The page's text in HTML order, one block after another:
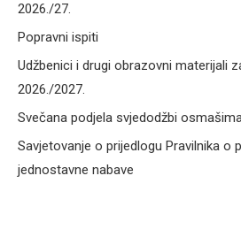
2026./27.
Popravni ispiti
Udžbenici i drugi obrazovni materijali
2026./2027.
Svečana podjela svjedodžbi
Savjetovanje o prijedlogu Pravilnika o
jednostavne nabave